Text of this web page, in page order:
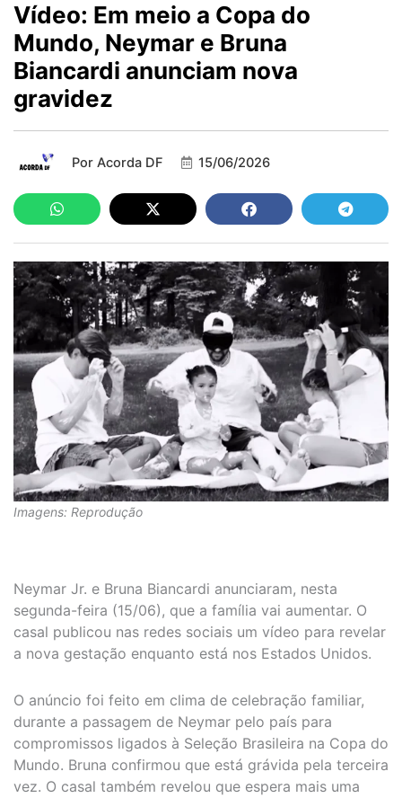
Vídeo: Em meio a Copa do
Mundo, Neymar e Bruna
Biancardi anunciam nova
gravidez
Por Acorda DF 15/06/2026
Imagens: Reprodução
Neymar Jr. e Bruna Biancardi anunciaram, nesta
segunda-feira (15/06), que a família vai aumentar. O
casal publicou nas redes sociais um vídeo para revelar
a nova gestação enquanto está nos Estados Unidos.
O anúncio foi feito em clima de celebração familiar,
durante a passagem de Neymar pelo país para
compromissos ligados à Seleção Brasileira na Copa do
Mundo. Bruna confirmou que está grávida pela terceira
vez. O casal também revelou que espera mais uma